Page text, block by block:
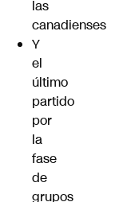
las
canadienses
Y
el
último
partido
por
la
fase
de
grupos